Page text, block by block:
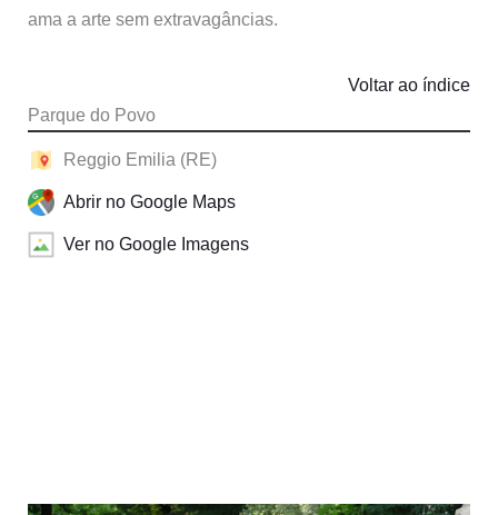
ama a arte sem extravagâncias.
Parque do Povo
Voltar ao índice
Reggio Emilia (RE)
Abrir no Google Maps
Ver no Google Imagens